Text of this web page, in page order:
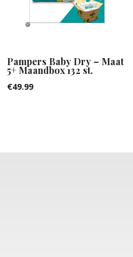
Pampers Baby Dry – Maat
5+ Maandbox 132 st.
€49.99